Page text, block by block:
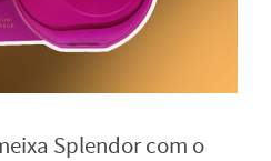
Splendor com o